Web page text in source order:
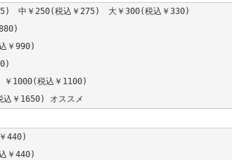
　中￥250(税込￥275)　大￥300(税込￥330)
￥990)
￥1000(税込￥1100)
込￥1650) オススメ
440)
￥440)